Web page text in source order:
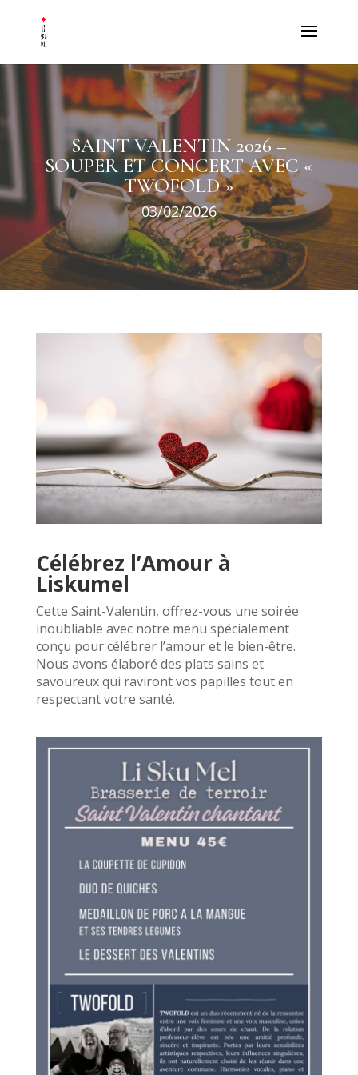
SAINT VALENTIN 2026 –
SOUPER ET CONCERT AVEC «
TWOFOLD »
03/02/2026
Célébrez l’Amour à
Liskumel
Cette Saint-Valentin, offrez-vous une soirée
inoubliable avec notre menu spécialement
conçu pour célébrer l’amour et le bien-être.
Nous avons élaboré des plats sains et
savoureux qui raviront vos papilles tout en
respectant votre santé.